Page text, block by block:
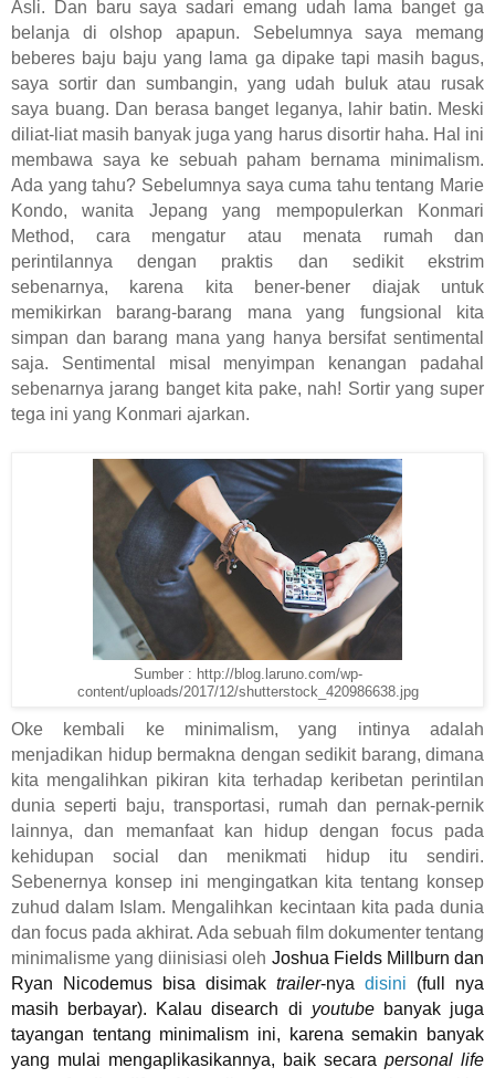
Asli. Dan baru saya sadari emang udah lama banget ga
belanja di olshop apapun. Sebelumnya saya memang
beberes baju baju yang lama ga dipake tapi masih bagus,
saya sortir dan sumbangin, yang udah buluk atau rusak
saya buang. Dan berasa banget leganya, lahir batin. Meski
diliat-liat masih banyak juga yang harus disortir haha. Hal ini
membawa saya ke sebuah paham bernama minimalism.
Ada yang tahu? Sebelumnya saya cuma tahu tentang Marie
Kondo, wanita Jepang yang mempopulerkan Konmari
Method, cara mengatur atau menata rumah dan
perintilannya dengan praktis dan sedikit ekstrim
sebenarnya, karena kita bener-bener diajak untuk
memikirkan barang-barang mana yang fungsional kita
simpan dan barang mana yang hanya bersifat sentimental
saja. Sentimental misal menyimpan kenangan padahal
sebenarnya jarang banget kita pake, nah! Sortir yang super
tega ini yang Konmari ajarkan.
Sumber : http://blog.laruno.com/wp-
content/uploads/2017/12/shutterstock_420986638.jpg
Oke kembali ke minimalism, yang intinya adalah
menjadikan hidup bermakna dengan sedikit barang, dimana
kita mengalihkan pikiran kita terhadap keribetan perintilan
dunia seperti baju, transportasi, rumah dan pernak-pernik
lainnya, dan memanfaat kan hidup dengan focus pada
kehidupan social dan menikmati hidup itu sendiri.
Sebenernya konsep ini mengingatkan kita tentang konsep
zuhud dalam Islam. Mengalihkan kecintaan kita pada dunia
dan focus pada akhirat. Ada sebuah film dokumenter tentang
minimalisme yang diinisiasi oleh Joshua Fields Millburn dan
Ryan Nicodemus bisa disimak trailer-nya disini (full nya
masih berbayar). Kalau disearch di youtubebanyak juga
tayangan tentang minimalism ini, karena semakin banyak
yang mulai mengaplikasikannya, baik secara personal life